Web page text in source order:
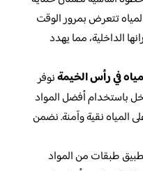
تتعرض بمرور الوقت
الداخلية، مما يهدد
في رأس الخيمةنوفر
باستخدام أفضل المواد
المياه نقية وآمنة. نضمن
طبقات من المواد